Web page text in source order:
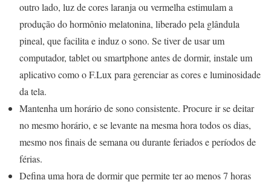
outro lado, luz de cores laranja ou vermelha estimulam a
produção do hormônio melatonina, liberado pela glândula
pineal, que facilita e induz o sono. Se tiver de usar um
computador, tablet ou smartphone antes de dormir, instale um
aplicativo como o F.Lux para gerenciar as cores e luminosidade
da tela.
Mantenha um horário de sono consistente. Procure ir se deitar
no mesmo horário, e se levante na mesma hora todos os dias,
mesmo nos finais de semana ou durante feriados e períodos de
férias.
Defina uma hora de dormir que permite ter ao menos 7 horas